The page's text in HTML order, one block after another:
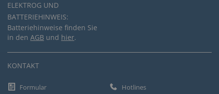
ELEKTROG UND
BATTERIEHINWEIS:
Batteriehinweise finden Sie
in den AGB und hier.
KONTAKT
Formular Hotlines